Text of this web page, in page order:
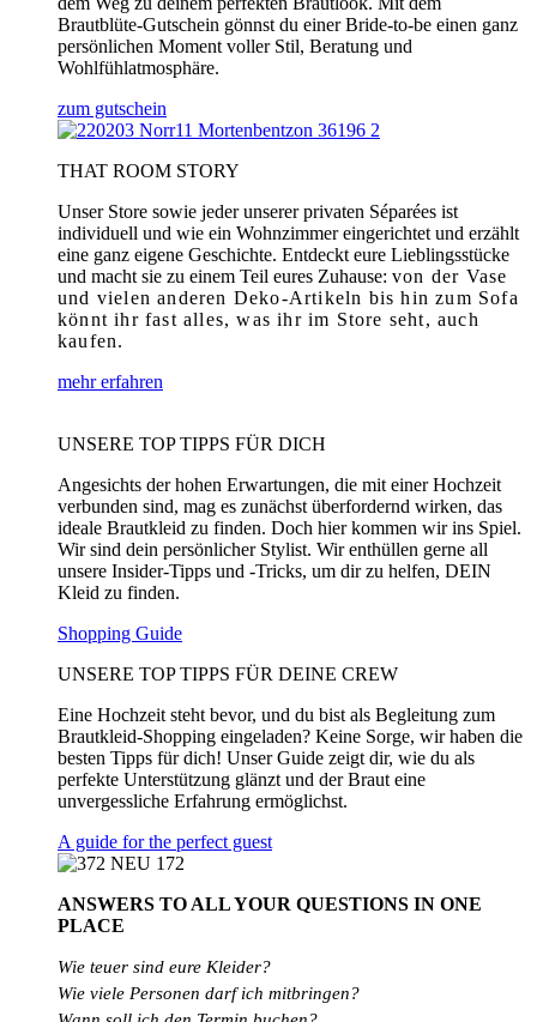
Brautblüte-Gutschein gönnst du einer Bride-to-be einen ganz
persönlichen Moment voller Stil, Beratung und
Wohlfühlatmosphäre.
zum gutschein
THAT ROOM STORY
Unser Store sowie jeder unserer privaten Séparées ist
individuell und wie ein Wohnzimmer eingerichtet und erzählt
eine ganz eigene Geschichte. Entdeckt eure Lieblingsstücke
und macht sie zu einem Teil eures Zuhause: von der Vase
und vielen anderen Deko-Artikeln bis hin zum Sofa
könnt ihr fast alles, was ihr im Store seht, auch
kaufen.
mehr erfahren
UNSERE TOP TIPPS FÜR DICH
Angesichts der hohen Erwartungen, die mit einer Hochzeit
verbunden sind, mag es zunächst überfordernd wirken, das
ideale Brautkleid zu finden. Doch hier kommen wir ins Spiel.
Wir sind dein persönlicher Stylist. Wir enthüllen gerne all
unsere Insider-Tipps und -Tricks, um dir zu helfen, DEIN
Kleid zu finden.
Shopping Guide
UNSERE TOP TIPPS FÜR DEINE CREW
Eine Hochzeit steht bevor, und du bist als Begleitung zum
Brautkleid-Shopping eingeladen? Keine Sorge, wir haben die
besten Tipps für dich! Unser Guide zeigt dir, wie du als
perfekte Unterstützung glänzt und der Braut eine
unvergessliche Erfahrung ermöglichst.
A guide for the perfect guest
ANSWERS TO ALLYOUR QUESTIONS IN ONE
PLACE
Wie teuer sind eure Kleider?
Wie viele Personen darf ich mitbringen?